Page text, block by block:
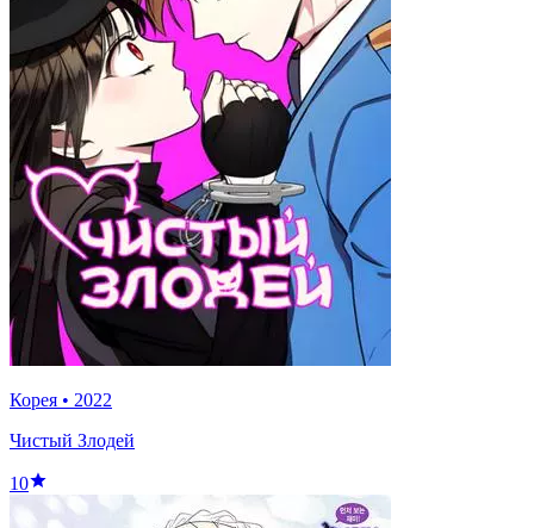
Корея • 2022
Чистый Злодей
10